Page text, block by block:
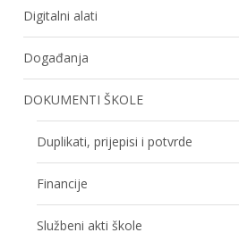
Digitalni alati
Događanja
DOKUMENTI ŠKOLE
Duplikati, prijepisi i potvrde
Financije
Službeni akti škole